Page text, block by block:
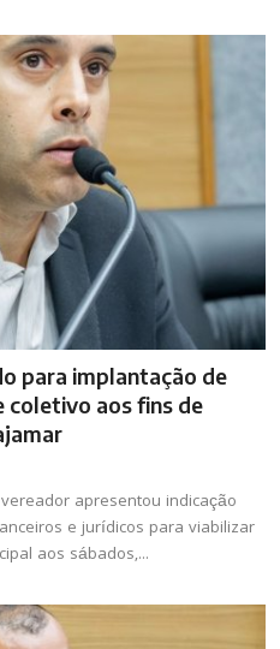
para implantação de
aos fins de
apresentou indicação
e jurídicos para viabilizar
aos sábados,...